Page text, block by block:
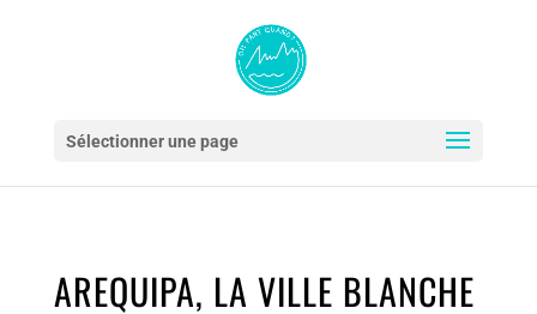
Sélectionner une page
AREQUIPA, LA VILLE BLANCHE